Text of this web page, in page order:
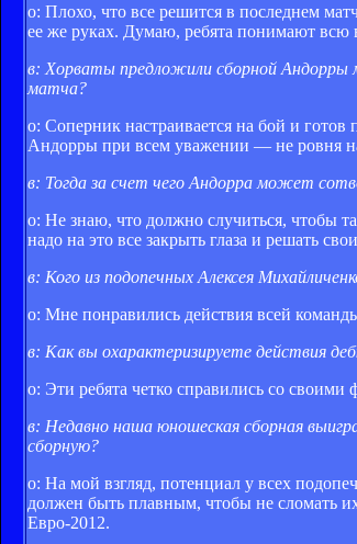
о: Плохо, что все решится в последнем
ее же руках. Думаю, ребята понимают всю
в: Хорваты предложили сборной Андорры
матча?
о: Соперник настраивается на бой и
Андорры при всем уважении — не ровня
в: Тогда за счет чего Андорра может
о: Не знаю, что должно случиться, чтобы
надо на это все закрыть глаза и решать
в: Кого из подопечных Алексея
о: Мне понравились действия всей
в: Как вы охарактеризируете действия
о: Эти ребята четко справились со
в: Недавно наша юношеская сборная
сборную?
о: На мой взгляд, потенциал у всех
должен быть плавным, чтобы не сломать
Евро-2012.